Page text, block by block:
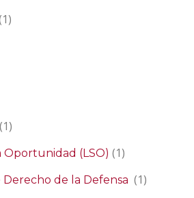
(1)
Oportunidad (LSO) (1)
Derecho de la Defensa (1)